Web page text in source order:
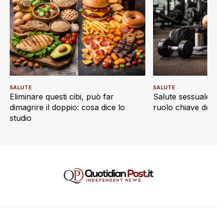
Eliminare questi cibi, può far
dimagrire il doppio: cosa dice lo
studio
SALUTE
Salute sessuale
ruolo chiave
SALUTE